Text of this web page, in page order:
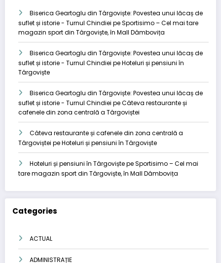
Biserica Geartoglu din Târgoviște: Povestea unui lăcaș de
suflet și istorie - Turnul Chindiei peSportisimo – Cel mai tare
magazin sport din Târgoviște, în Mall Dâmbovița
Biserica Geartoglu din Târgoviște: Povestea unui lăcaș de
suflet și istorie - Turnul Chindiei peHoteluri și pensiuni în
Târgoviște
Biserica Geartoglu din Târgoviște: Povestea unui lăcaș de
suflet și istorie - Turnul Chindiei peCâteva restaurante și
cafenele din zona centrală a Târgoviștei
Câteva restaurante și cafenele din zona centrală a
Târgoviștei peHoteluri și pensiuni în Târgoviște
Hoteluri și pensiuni în TârgoviștepeSportisimo – Cel mai
tare magazin sport din Târgoviște, în Mall Dâmbovița
Categories
ACTUAL
ADMINISTRAȚIE